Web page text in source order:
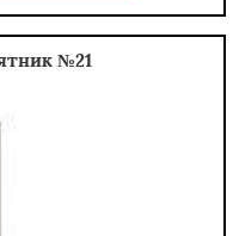
№21